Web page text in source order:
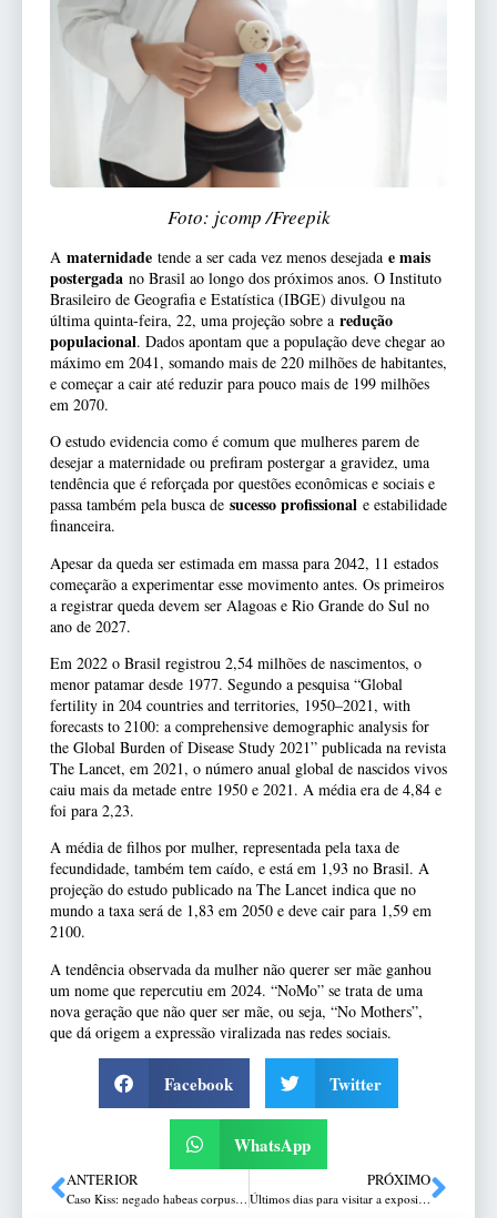
Foto: jcomp /Freepik
A maternidade tende a ser cada vez menos desejada e mais
postergada no Brasil ao longo dos próximos anos. O Instituto
Brasileiro de Geografia e Estatística (IBGE) divulgou na
última quinta-feira, 22, uma projeção sobre a redução
populacional. Dados apontam que a população deve chegar ao
máximo em 2041, somando mais de 220 milhões de habitantes,
e começar a cair até reduzir para pouco mais de 199 milhões
em 2070.
O estudo evidencia como é comum que mulheres parem de
desejar a maternidade ou prefiram postergar a gravidez, uma
tendência que é reforçada por questões econômicas e sociais e
passa também pela busca de sucesso profissional e estabilidade
financeira.
Apesar da queda ser estimada em massa para 2042, 11 estados
começarão a experimentar esse movimento antes. Os primeiros
a registrar queda devem ser Alagoas e Rio Grande do Sul no
ano de 2027.
Em 2022 o Brasil registrou 2,54 milhões de nascimentos, o
menor patamar desde 1977. Segundo a pesquisa “Global
fertility in 204 countries and territories, 1950–2021, with
forecasts to 2100: a comprehensive demographic analysis for
the Global Burden of Disease Study 2021” publicada na revista
The Lancet, em 2021, o número anual global de nascidos vivos
caiu mais da metade entre 1950 e 2021. A média era de 4,84 e
foi para 2,23.
A média de filhos por mulher, representada pela taxa de
fecundidade, também tem caído, e está em 1,93 no Brasil. A
projeção do estudo publicado na The Lancet indica que no
mundo a taxa será de 1,83 em 2050 e deve cair para 1,59 em
2100.
A tendência observada da mulher não querer ser mãe ganhou
um nome que repercutiu em 2024. “NoMo” se trata de uma
nova geração que não quer ser mãe, ou seja, “No Mothers”,
que dá origem a expressão viralizada nas redes sociais.
Facebook Twitter
WhatsApp
ANTERIOR
Caso Kiss: negado habeas corpus para um dos réus
PRÓXIMO
Últimos dias para visitar a exposição SmartZoo no Passo Fundo Shopping